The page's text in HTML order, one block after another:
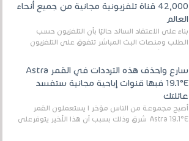
42,000 قناة تلفزيونية مجانية من جميع أنحاء
العالم
بناءً على الاعتقاد السائد حاليًا بأن التلفزيون حسب
الطلب ومنصات البث المباشر تتفوق على التلفزيون
سارع واحذف هذه الترددات في القمر Astra
19.1°E فبها قنوات إباحية مجانية ستفسد
عائلتك
أصبح مجموعة من الناس مؤخر ا يستعملون القمر
Astra 19.1°E شرق وذلك بسبب أن هذا الأخير يتوفرعلى